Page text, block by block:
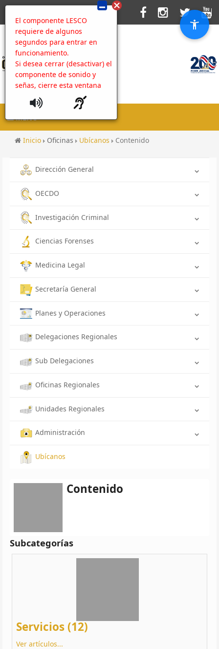
El componente LESCO
requiere de algunos
segundos para entrar en
funcionamiento.
Si desea cerrar (desactivar) el
componente de sonido y
señas, cierre esta ventana
MENU
Inicio Oficinas Ubícanos Contenido
Dirección General
OECDO
Investigación Criminal
Ciencias Forenses
Medicina Legal
Secretaría General
Planes y Operaciones
Delegaciones Regionales
Sub Delegaciones
Oficinas Regionales
Unidades Regionales
Administración
Ubícanos
Contenido
Subcategorías
Servicios (12)
Ver artículos...